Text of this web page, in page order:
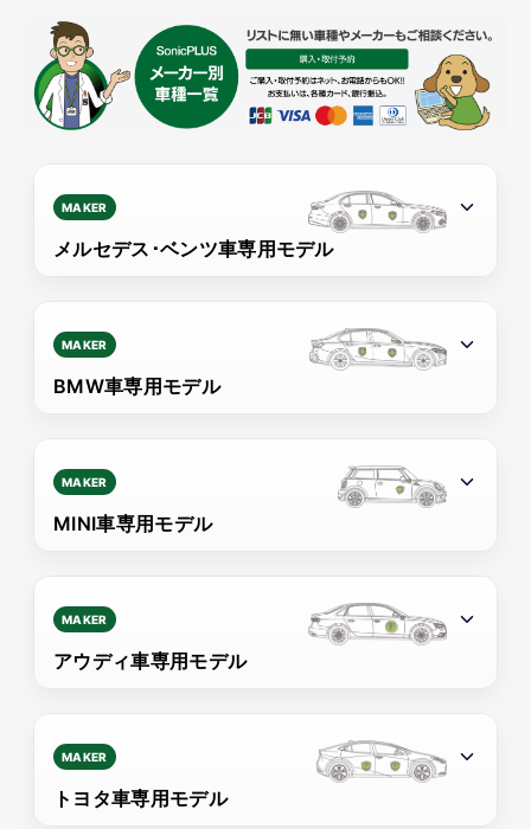
MAKER
メルセデス･ベンツ車専用モデル
MAKER
BMW車専用モデル
MAKER
MINI車専用モデル
MAKER
アウディ車専用モデル
MAKER
トヨタ車専用モデル